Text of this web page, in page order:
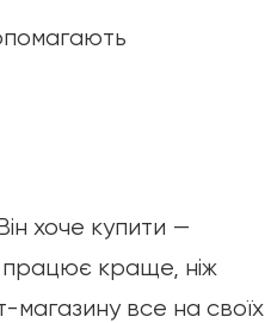
хоче купити —
працює краще, ніж
магазину все на своїх